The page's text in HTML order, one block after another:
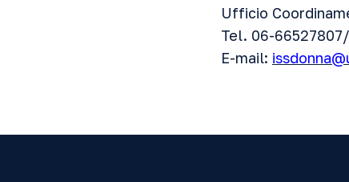
Ufficio
Tel. 06-
E-mail: